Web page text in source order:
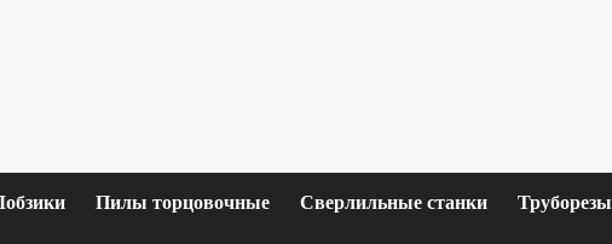
Пилы торцовочные Сверлильные станки Труборезы